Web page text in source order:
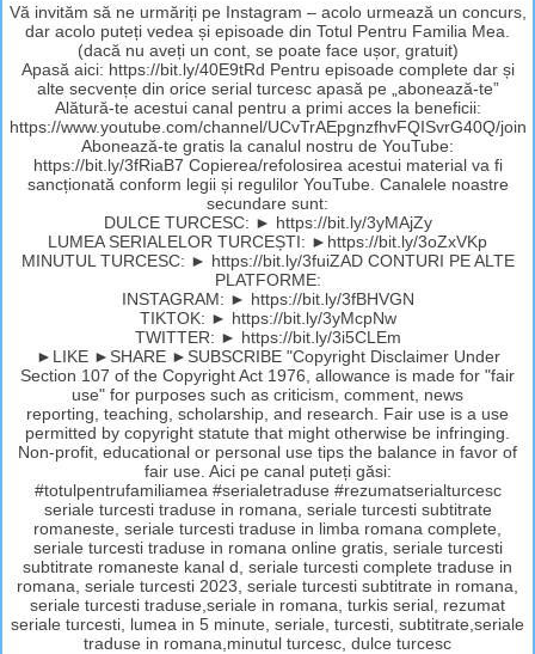
Vă invităm să ne urmăriți pe Instagram – acolo urmează un concurs,
dar acolo puteți vedea și episoade din Totul Pentru Familia Mea.
(dacă nu aveți un cont, se poate face ușor, gratuit)
Apasă aici: https://bit.ly/40E9tRd Pentru episoade complete dar și
alte secvențe din orice serial turcesc apasă pe „abonează-te”
Alătură-te acestui canal pentru a primi acces la beneficii:
https://www.youtube.com/channel/UCvTrAEpgnzfhvFQISvrG40Q/join
Abonează-te gratis la canalul nostru de YouTube:
https://bit.ly/3fRiaB7 Copierea/refolosirea acestui material va fi
sancționată conform legii și regulilor YouTube. Canalele noastre
secundare sunt:
DULCE TURCESC: ► https://bit.ly/3yMAjZy
LUMEA SERIALELOR TURCEȘTI: ►https://bit.ly/3oZxVKp
MINUTUL TURCESC: ► https://bit.ly/3fuiZAD CONTURI PE ALTE
PLATFORME:
INSTAGRAM: ► https://bit.ly/3fBHVGN
TIKTOK: ► https://bit.ly/3yMcpNw
TWITTER: ► https://bit.ly/3i5CLEm
►LIKE ►SHARE ►SUBSCRIBE "Copyright Disclaimer Under
Section 107 of the Copyright Act 1976, allowance is made for "fair
use" for purposes such as criticism, comment, news
reporting, teaching, scholarship, and research. Fair use is a use
permitted by copyright statute that might otherwise be infringing.
Non-profit, educational or personal use tips the balance in favor of
fair use. Aici pe canal puteți găsi:
#totulpentrufamiliamea #serialetraduse #rezumatserialturcesc
seriale turcesti traduse in romana, seriale turcesti subtitrate
romaneste, seriale turcesti traduse in limba romana complete,
seriale turcesti traduse in romana online gratis, seriale turcesti
subtitrate romaneste kanal d, seriale turcesti complete traduse in
romana, seriale turcesti 2023, seriale turcesti subtitrate in romana,
seriale turcesti traduse,seriale in romana, turkis serial, rezumat
seriale turcesti, lumea in 5 minute, seriale, turcesti, subtitrate,seriale
traduse in romana,minutul turcesc, dulce turcesc